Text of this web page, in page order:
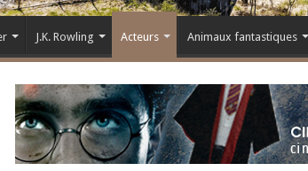
J.K. Rowling Acteurs Animaux fantastiques